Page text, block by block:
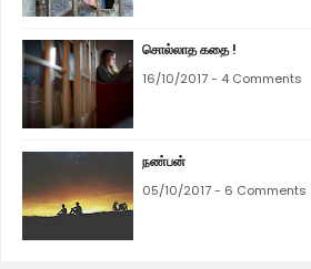
சொல்லாத கதை !
16/10/2017 - 4 Comments
நண்பன்
05/10/2017 - 6 Comments